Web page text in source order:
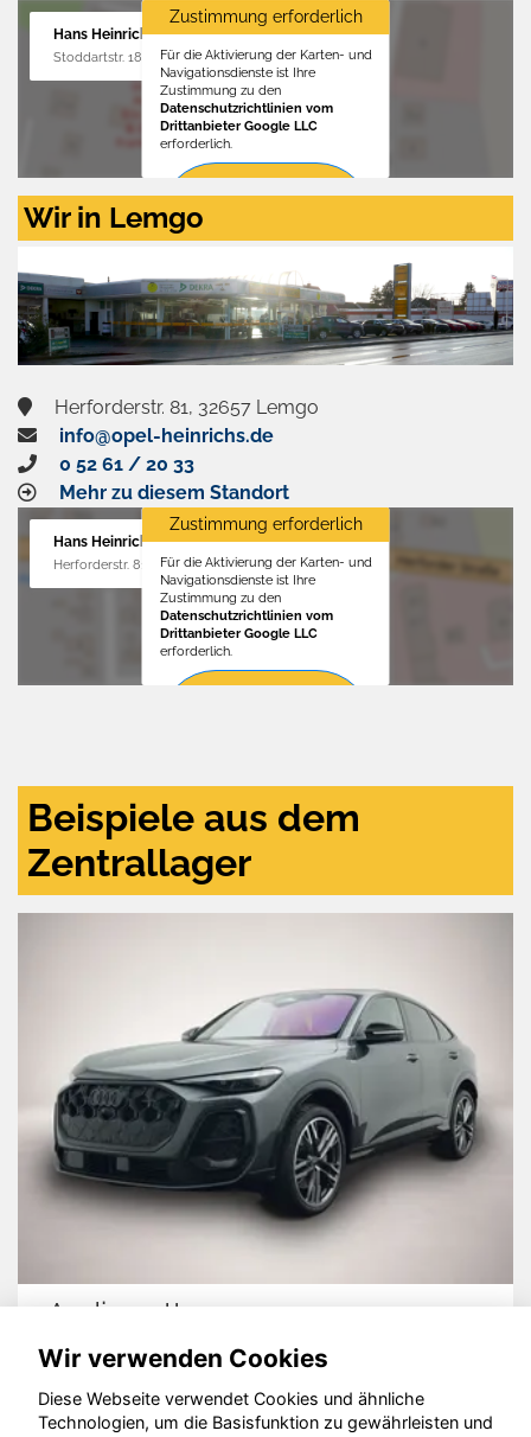
Hans Heinrichs GmbH
Stoddartstr. 18, 32758 Detmold
Zustimmung erforderlich
Für die Aktivierung der Karten- und
Navigationsdienste ist Ihre
Zustimmung zu den
Datenschutzrichtlinien vom
Drittanbieter Google LLC
erforderlich.
Zustimmen
aktivieren
Wir in Lemgo
Herforderstr. 81, 32657 Lemgo
info@opel-heinrichs.de
0 52 61 / 20 33
Mehr zu diesem Standort
Hans Heinrichs GmbH
Herforderstr. 81, 32657 Lemgo
Zustimmung erforderlich
Für die Aktivierung der Karten- und
Navigationsdienste ist Ihre
Zustimmung zu den
Datenschutzrichtlinien vom
Drittanbieter Google LLC
erforderlich.
Beispiele aus dem
Zentrallager
Audi quattro
Wir verwenden Cookies
Diese Webseite verwendet Cookies und ähnliche
Technologien, um die Basisfunktion zu gewährleisten und